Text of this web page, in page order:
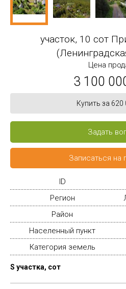
участок, 10 сот
Цена
3 100
Купить за 620
Задать
Записаться на
ID
Регион
Район
Населенный пункт
Категория земель
S участка, сот